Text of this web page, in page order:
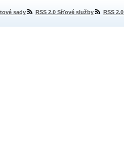
sady RSS 2.0 Síťové služby RSS